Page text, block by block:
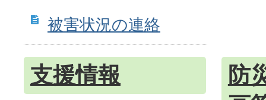
被害状況の連絡
支援情報
防